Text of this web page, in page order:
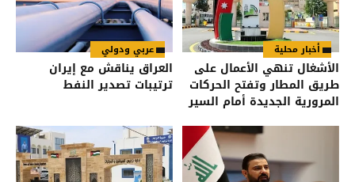
أخبار محلية
الأشغال تنهي الأعمال على
طريق المطار وتفتح الحركات
المرورية الجديدة أمام السير
عربي ودولي
العراق يناقش مع إيران
ترتيبات تصدير النفط